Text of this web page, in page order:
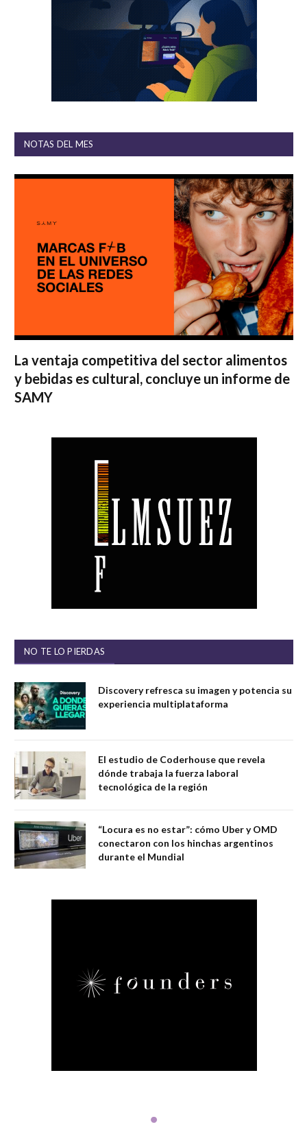
NOTAS DEL MES
La ventaja competitiva del sector alimentos
y bebidas es cultural, concluye un informe de
SAMY
NO TE LO PIERDAS
Discovery refresca su imagen y potencia su
experiencia multiplataforma
El estudio de Coderhouse que revela
dónde trabaja la fuerza laboral
tecnológica de la región
“Locura es no estar”: cómo Uber y OMD
conectaron con los hinchas argentinos
durante el Mundial